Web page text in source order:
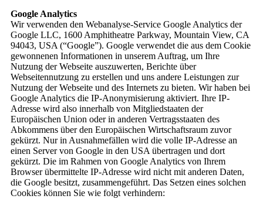
Google Analytics
Wir verwenden den Webanalyse-Service Google Analytics der
Google LLC, 1600 Amphitheatre Parkway, Mountain View, CA
94043, USA (“Google”). Google verwendet die aus dem Cookie
gewonnenen Informationen in unserem Auftrag, um Ihre
Nutzung der Webseite auszuwerten, Berichte über
Webseitennutzung zu erstellen und uns andere Leistungen zur
Nutzung der Webseite und des Internets zu bieten. Wir haben bei
Google Analytics die IP-Anonymisierung aktiviert. Ihre IP-
Adresse wird also innerhalb von Mitgliedstaaten der
Europäischen Union oder in anderen Vertragsstaaten des
Abkommens über den Europäischen Wirtschaftsraum zuvor
gekürzt. Nur in Ausnahmefällen wird die volle IP-Adresse an
einen Server von Google in den USA übertragen und dort
gekürzt. Die im Rahmen von Google Analytics von Ihrem
Browser übermittelte IP-Adresse wird nicht mit anderen Daten,
die Google besitzt, zusammengeführt. Das Setzen eines solchen
Cookies können Sie wie folgt verhindern: